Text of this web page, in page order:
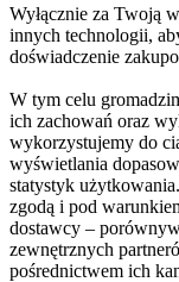
Wyłącznie za Twoją
innych technologii,
doświadczenie
W tym celu
ich zachowań oraz
wykorzystujemy do
wyświetlania
statystyk
zgodą i pod
dostawcy –
zewnętrznych
pośrednictwem ich